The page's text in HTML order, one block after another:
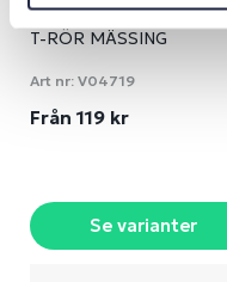
T-RÖR MÄSSING
Art nr: V04719
Från 119 kr
Se varianter